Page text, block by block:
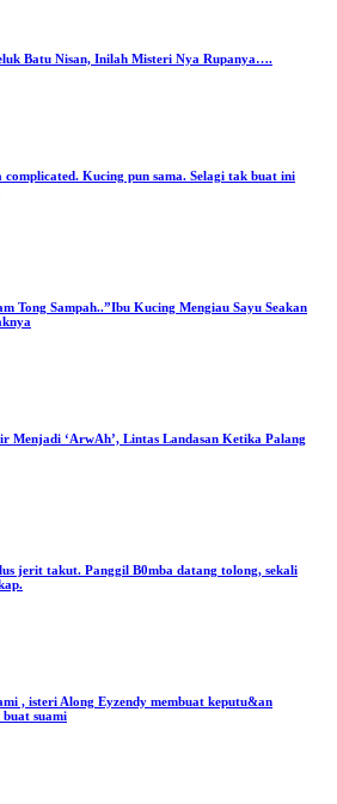
Batu Nisan, Inilah Misteri Nya Rupanya….
Kucing pun sama. Selagi tak buat ini
Tong Sampah..”Ibu Kucing Mengiau Sayu Seakan
Menjadi ‘ArwAh’, Lintas Landasan Ketika Palang
jerit takut. Panggil B0mba datang tolong, sekali
, isteri Along Eyzendy membuat keputu&an
buat suami